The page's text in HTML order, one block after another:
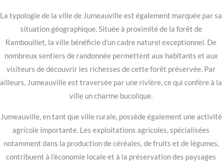
La typologie de la ville de Jumeauville est également marquée par sa
situation géographique. Située à proximité de la forêt de
Rambouillet, la ville bénéficie d’un cadre naturel exceptionnel. De
nombreux sentiers de randonnée permettent aux habitants et aux
visiteurs de découvrir les richesses de cette forêt préservée. Par
ailleurs, Jumeauville est traversée par une rivière, ce qui confère à la
ville un charme bucolique.
Jumeauville, en tant que ville rurale, possède également une activité
agricole importante. Les exploitations agricoles, spécialisées
notamment dans la production de céréales, de fruits et de légumes,
contribuent à l’économie locale et à la préservation des paysages